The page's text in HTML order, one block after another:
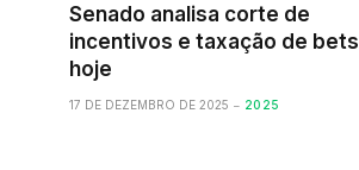
Senado analisa corte de
incentivos e taxação de bets
hoje
17 DE DEZEMBRO DE 2025 2025